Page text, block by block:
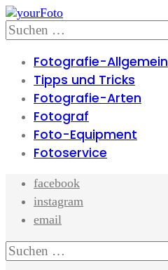
Skip
to
navigation
Skip
to
content
Search
Suchen
nach:
Fotografie-Allgemein
Tipps und Tricks
Fotografie-Arten
Fotograf
Foto-Equipment
Fotoservice
facebook
instagram
email
Search
Suchen
nach: